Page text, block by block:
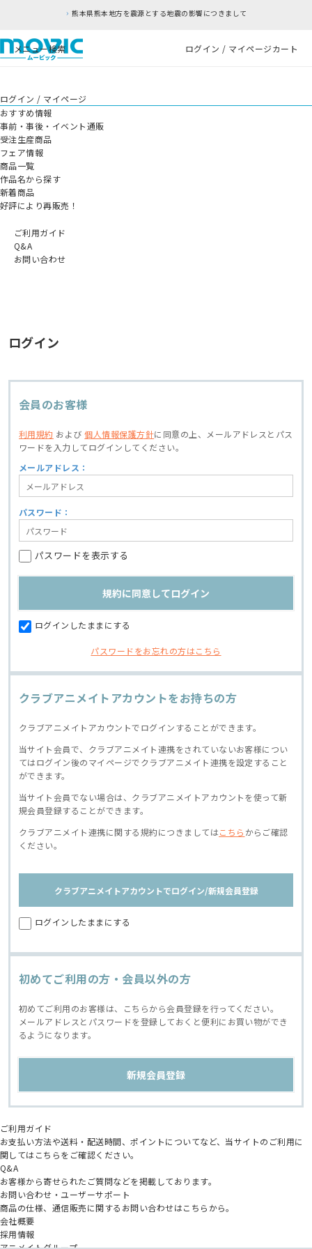
熊本県熊本地方を震源とする地震の影響につきまして
メニュー検索 ログイン / マイページカート
ログイン / マイページ
おすすめ情報
事前・事後・イベント通販
受注生産商品
フェア情報
商品一覧
作品名から探す
新着商品
好評により再販売！
ご利用ガイド
Q&A
お問い合わせ
ログイン
会員のお客様
利用規約 および個人情報保護方針に同意の上、
メールアドレスとパス
ワードを入力してログインしてください。
メールアドレス：
パスワード：
パスワードを表示する
ログインしたままにする
パスワードをお忘れの方はこちら
クラブアニメイトアカウントをお持ちの方
クラブアニメイトアカウントでログインすることができます。
当サイト会員で、クラブアニメイト連携をされていないお客様につい
てはログイン後のマイページでクラブアニメイト連携を設定すること
ができます。
当サイト会員でない場合は、クラブアニメイトアカウントを使って新
規会員登録することができます。
クラブアニメイト連携に関する規約につきましてはこちら からご確認
ください。
クラブアニメイトアカウントでログイン/新規会員登録
ログインしたままにする
初めてご利用の方・会員以外の方
初めてご利用のお客様は、こちらから会員登録を行ってください。
メールアドレスとパスワードを登録しておくと便利にお買い物ができ
るようになります。
ご利用ガイド
お支払い方法や送料・配送時間、ポイントについてなど、当サイトのご利用に
関してはこちらをご確認ください。
Q&A
お客様から寄せられたご質問などを掲載しております。
お問い合わせ・ユーザーサポート
商品の仕様、通信販売に関するお問い合わせはこちらから。
会社概要
採用情報